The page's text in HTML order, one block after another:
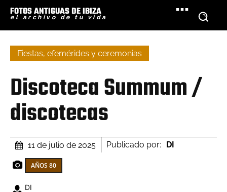
FOTOS ANTIGUAS DE IBIZA
el archivo de tu vida
Fiestas, efemérides y ceremonias
Discoteca Summum /
discotecas
11 de julio de 2025 Publicado por: DI
AÑOS 80
DI